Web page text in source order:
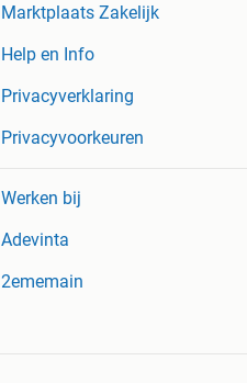
Marktplaats Zakelijk
Help en Info
Privacyverklaring
Privacyvoorkeuren
Werken bij
Adevinta
2ememain